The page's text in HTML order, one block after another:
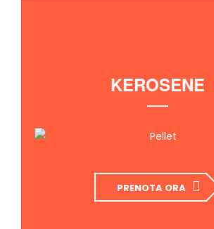
KEROSENE
PRENOTA ORA